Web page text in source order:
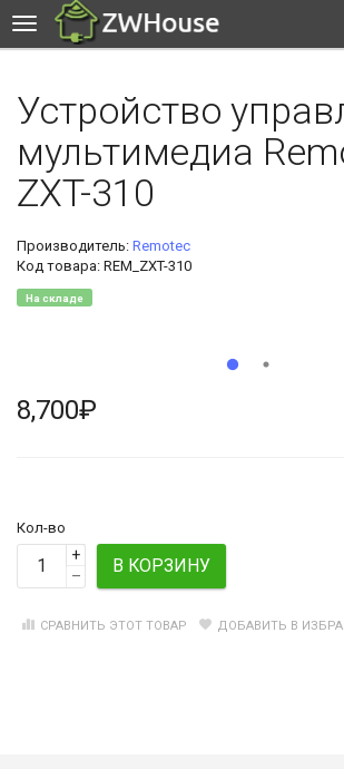
Устройство
мультимедиа
ZXT-310
Производитель: Remotec
Код товара: REM_ZXT-310
На складе
8,700₽
Кол-во
+
–
В КОРЗИНУ
СРАВНИТЬ ЭТОТ ТОВАР ДОБАВИТЬ В